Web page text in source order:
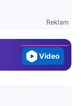
Reklam
Video